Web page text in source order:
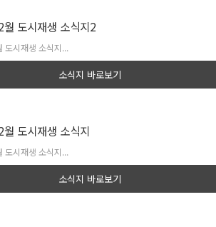
도시재생 소식지2
도시재생 소식지...
소식지 바로보기
도시재생 소식지
도시재생 소식지...
소식지 바로보기